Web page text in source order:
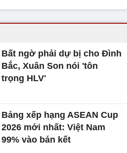
Bất ngờ phải dự bị cho Đình
Bắc, Xuân Son nói 'tôn
trọng HLV'
Bảng xếp hạng ASEAN Cup
2026 mới nhất: Việt Nam
99% vào bán kết